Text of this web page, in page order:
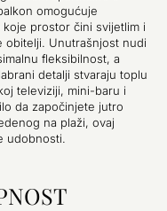
omogućuje
prostor čini svijetlim i
obitelji. Unutrašnjost nudi
fleksibilnost, a
detalji stvaraju toplu
televiziji, mini-baru i
da započinjete jutro
na plaži, ovaj
udobnosti.